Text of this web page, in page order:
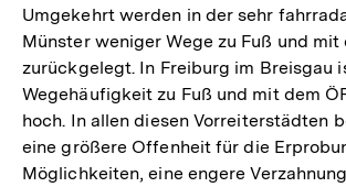
Umgekehrt werden in der sehr
Münster weniger Wege zu Fuß und mit
zurückgelegt. In Freiburg im Breisgau
Wegehäufigkeit zu Fuß und mit dem
hoch. In allen diesen Vorreiterstädten
eine größere Offenheit für die
Möglichkeiten, eine engere